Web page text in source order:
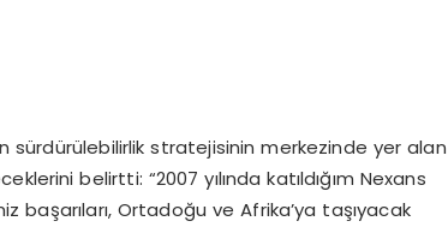
sürdürülebilirlik stratejisinin merkezinde yer alan
belirtti: “2007 yılında katıldığım Nexans
başarıları, Ortadoğu ve Afrika’ya taşıyacak